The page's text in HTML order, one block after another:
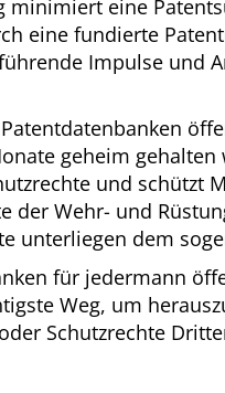
eine
eine fundierte
Impulse und
geheim
und schützt
der Wehr- und
unterliegen dem
für jedermann
Weg, um
Schutzrechte